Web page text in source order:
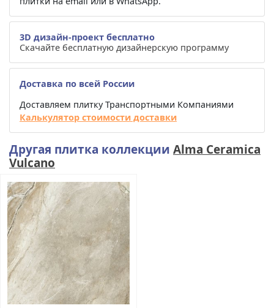
3D дизайн-проект бесплатно
Скачайте бесплатную дизайнерскую программу
Доставка по всей России
Доставляем плитку Транспортными Компаниями
Калькулятор стоимости доставки
Другая плитка коллекции Alma Ceramica
Vulcano